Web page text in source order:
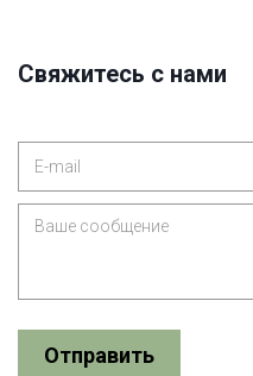
Свяжитесь с нами
Отправить